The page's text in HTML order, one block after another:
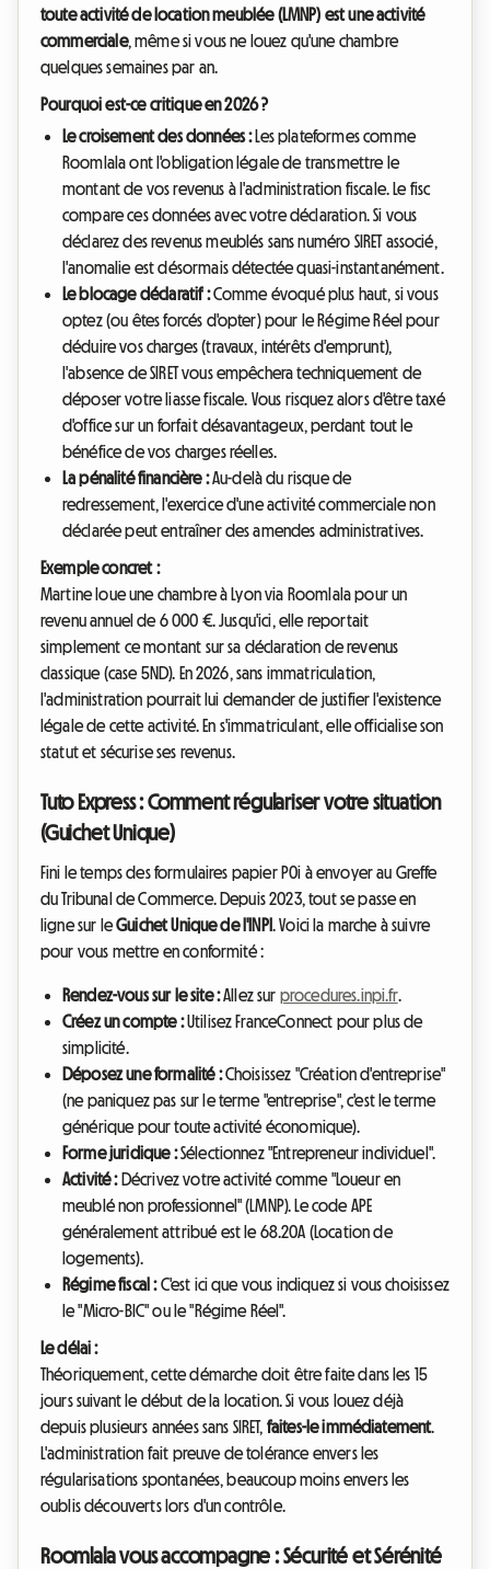
toute activité de location meublée (LMNP) est une activité
commerciale, même si vous ne louez qu'une chambre
quelques semaines par an.
Pourquoi est-ce critique en 2026 ?
Le croisement des données :Les plateformes comme
Roomlala ont l'obligation légale de transmettre le
montant de vos revenus à l'administration fiscale. Le fisc
compare ces données avec votre déclaration. Si vous
déclarez des revenus meublés sans numéro SIRET associé,
l'anomalie est désormais détectée quasi-instantanément.
Le blocage déclaratif :Comme évoqué plus haut, si vous
optez (ou êtes forcés d'opter) pour le Régime Réel pour
déduire vos charges (travaux, intérêts d'emprunt),
l'absence de SIRET vous empêchera techniquement de
déposer votre liasse fiscale. Vous risquez alors d'être taxé
d'office sur un forfait désavantageux, perdant tout le
bénéfice de vos charges réelles.
La pénalité financière :Au-delà du risque de
redressement, l'exercice d'une activité commerciale non
déclarée peut entraîner des amendes administratives.
Exemple concret :
Martine loue une chambre à Lyon via Roomlala pour un
revenu annuel de 6 000 €. Jusqu'ici, elle reportait
simplement ce montant sur sa déclaration de revenus
classique (case 5ND). En 2026, sans immatriculation,
l'administration pourrait lui demander de justifier l'existence
légale de cette activité. En s'immatriculant, elle officialise son
statut et sécurise ses revenus.
Tuto Express : Comment régulariser votre situation
(Guichet Unique)
Fini le temps des formulaires papier P0i à envoyer au Greffe
du Tribunal de Commerce. Depuis 2023, tout se passe en
ligne sur leGuichet Unique de l'INPI. Voici la marche à suivre
pour vous mettre en conformité :
Rendez-vous sur le site :Allez sur procedures.inpi.fr.
Créez un compte :Utilisez FranceConnect pour plus de
simplicité.
Déposez une formalité :Choisissez "Création d'entreprise"
(ne paniquez pas sur le terme "entreprise", c'est le terme
générique pour toute activité économique).
Forme juridique :Sélectionnez "Entrepreneur individuel".
Activité :Décrivez votre activité comme "Loueur en
meublé non professionnel" (LMNP). Le code APE
généralement attribué est le 68.20A (Location de
logements).
Régime fiscal :C'est ici que vous indiquez si vous choisissez
le "Micro-BIC" ou le "Régime Réel".
Le délai :
Théoriquement, cette démarche doit être faite dans les 15
jours suivant le début de la location. Si vous louez déjà
depuis plusieurs années sans SIRET, faites-le immédiatement.
L'administration fait preuve de tolérance envers les
régularisations spontanées, beaucoup moins envers les
oublis découverts lors d'un contrôle.
Roomlala vous accompagne : Sécurité et Sérénité